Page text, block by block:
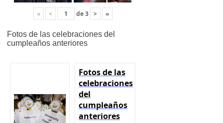
« < de3 > »
Fotos de las celebraciones del
cumpleaños anteriores
Fotos de las
celebraciones
del
cumpleaños
anteriores